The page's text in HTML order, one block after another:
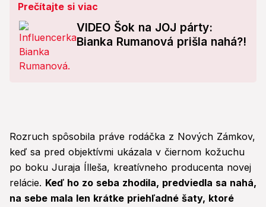
Prečítajte si viac
VIDEO Šok na JOJ párty:
Bianka Rumanová prišla nahá?!
Rozruch spôsobila práve rodáčka z Nových Zámkov,
keď sa pred objektívmi ukázala v čiernom kožuchu
po boku Juraja Ílleša, kreatívneho producenta novej
relácie. Keď ho zo seba zhodila, predviedla sa nahá,
na sebe mala len krátke priehľadné šaty, ktoré